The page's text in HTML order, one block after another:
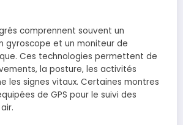
comprennent souvent un
gyroscope et un moniteur de
Ces technologies permettent de
la posture, les activités
les signes vitaux. Certaines montres
de GPS pour le suivi des